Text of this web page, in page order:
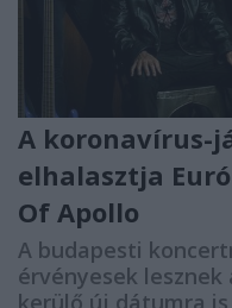
A koronavírus-
elhalasztja
Of Apollo
A budapesti
érvényesek
kerülő új dátumra is